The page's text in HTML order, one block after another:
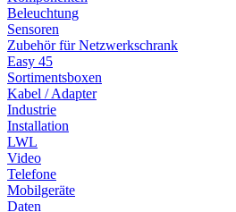
Beleuchtung
Sensoren
Zubehör für Netzwerkschrank
Easy 45
Sortimentsboxen
Kabel / Adapter
Industrie
Installation
LWL
Video
Telefone
Mobilgeräte
Daten